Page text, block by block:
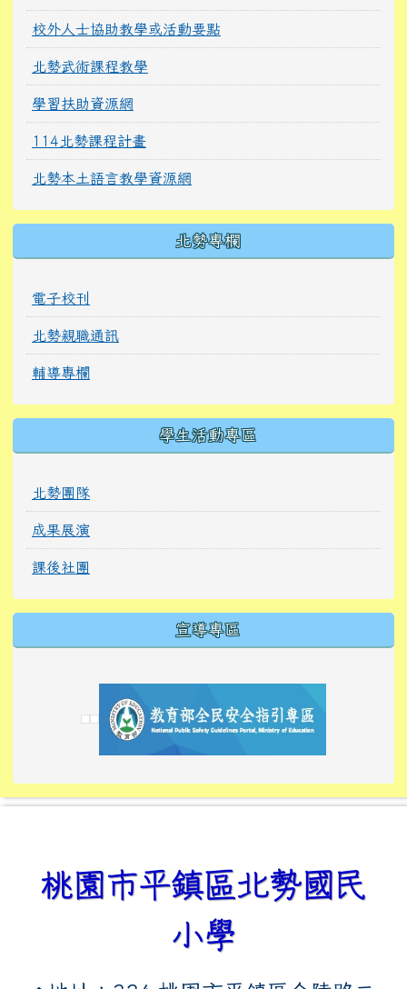
校外人士協助教學或活動要點
北勢武術課程教學
學習扶助資源網
114北勢課程計畫
北勢本土語言教學資源網
北勢專欄
電子校刊
北勢親職通訊
輔導專欄
學生活動專區
北勢團隊
成果展演
課後社團
宣導專區
link to https://
link to https://10000.gov.tw/
link to https://
link to https://10000.gov.tw/
link to https://
link to https://
link to https://i.win.org.tw/
link to https://
link to https://
link to https://
link to https://
桃園市平鎮區北勢國民
小學